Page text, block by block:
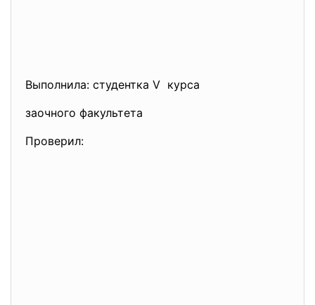
Выполнила: студентка V курса
заочного факультета
Проверил: